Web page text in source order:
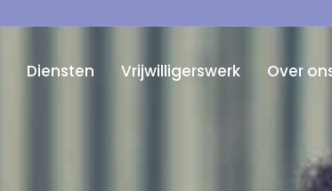
Diensten Vrijwilligerswerk Over